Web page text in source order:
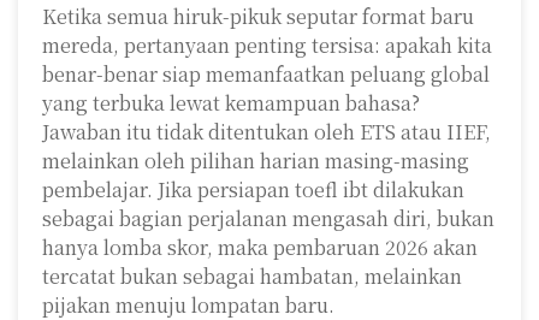
Ketika semua hiruk-pikuk seputar format baru
mereda, pertanyaan penting tersisa: apakah kita
benar-benar siap memanfaatkan peluang global
yang terbuka lewat kemampuan bahasa?
Jawaban itu tidak ditentukan oleh ETS atau IIEF,
melainkan oleh pilihan harian masing-masing
pembelajar. Jika persiapan toefl ibt dilakukan
sebagai bagian perjalanan mengasah diri, bukan
hanya lomba skor, maka pembaruan 2026 akan
tercatat bukan sebagai hambatan, melainkan
pijakan menuju lompatan baru.